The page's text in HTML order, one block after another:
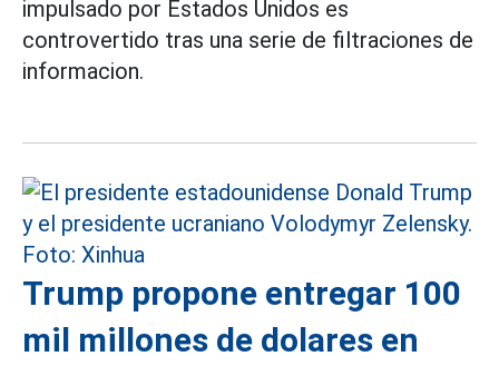
impulsado por Estados Unidos es
controvertido tras una serie de filtraciones de
informacion.
Trump propone entregar 100
mil millones de dolares en